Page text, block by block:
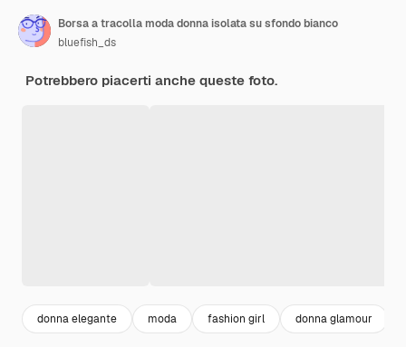
Borsa a tracolla moda donna isolata su sfondo bianco
bluefish_ds
Potrebbero piacerti anche queste foto.
donna elegante moda fashion girl donna glamour